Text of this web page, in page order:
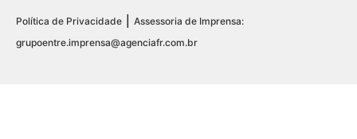
Política de Privacidade
Assessoria de Imprensa:
grupoentre.imprensa@agenciafr.com.br